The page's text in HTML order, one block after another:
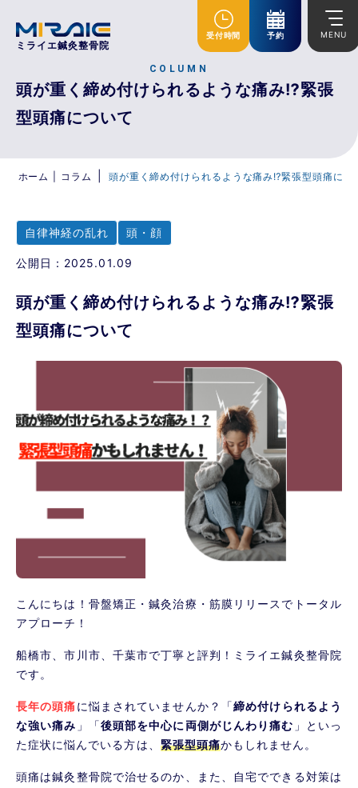
ミライエ鍼灸整骨院
受付時間 予約 MENU
COLUMN
頭が重く締め付けられるような痛み⁉緊張
型頭痛について
ホーム コラム 頭が重く締め付けられるような痛み⁉緊張型頭痛につ
自律神経の乱れ 頭・顔
公開日：2025.01.09
頭が重く締め付けられるような痛み⁉緊張
型頭痛について
こんにちは！骨盤矯正・鍼灸治療・筋膜リリースでトータル
アプローチ！
船橋市、市川市、千葉市で丁寧と評判！ミライエ鍼灸整骨院
です。
長年の頭痛に悩まされていませんか？「締め付けられるよう
な強い痛み 」「後頭部を中心に両側がじんわり痛む 」といっ
た症状に悩んでいる方は、 緊張型頭痛かもしれません。
頭痛は鍼灸整骨院で治せるのか、また、自宅でできる対策は